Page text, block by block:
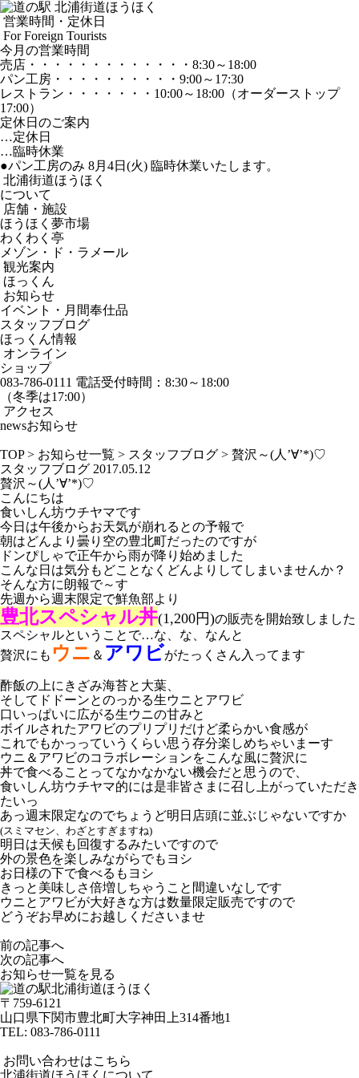
営業時間・定休日
For Foreign Tourists
今月の営業時間
売店 ・・・・・・・・・・・・・ 8:30～18:00
パン工房 ・・・・・・・・・・ 9:00～17:30
レストラン ・・・・・・・ 10:00～18:00 （オーダーストップ
17:00）
定休日のご案内
…定休日
…臨時休業
●パン工房のみ 8月4日(火) 臨時休業いたします。
北浦街道ほうほく
について
店舗・施設
ほうほく夢市場
わくわく亭
メゾン・ド・ラメール
観光案内
ほっくん
お知らせ
イベント・月間奉仕品
スタッフブログ
ほっくん情報
オンライン
ショップ
083-786-0111 電話受付時間：8:30～18:00
（冬季は17:00）
アクセス
newsお知らせ
TOP> お知らせ一覧 > スタッフブログ > 贅沢～(人’∀’*)♡
スタッフブログ 2017.05.12
贅沢～(人’∀’*)♡
こんにちは
食いしん坊ウチヤマです
今日は午後からお天気が崩れるとの予報で
朝はどんより曇り空の豊北町だったのですが
ドンぴしゃで正午から雨が降り始めました
こんな日は気分もどことなくどんよりしてしまいませんか？
そんな方に朗報で～す
先週から週末限定で鮮魚部より
豊北スペシャル丼(1,200円)の販売を開始致しました
スペシャルということで…な、な、なんと
贅沢にも ウニ ＆ アワビがたっくさん入ってます
酢飯の上にきざみ海苔と大葉、
そしてドドーンとのっかる生ウニとアワビ
口いっぱいに広がる生ウニの甘みと
ボイルされたアワビのプリプリだけど柔らかい食感が
これでもかっっていうくらい思う存分楽しめちゃいまーす
ウニ＆アワビのコラボレーションをこんな風に贅沢に
丼で食べることってなかなかない機会だと思うので、
食いしん坊ウチヤマ的には是非皆さまに召し上がっていただき
たいっ
あっ週末限定なのでちょうど明日店頭に並ぶじゃないですか
(スミマセン、わざとすぎますね)
明日は天候も回復するみたいですので
外の景色を楽しみながらでもヨシ
お日様の下で食べるもヨシ
きっと美味しさ倍増しちゃうこと間違いなしです
ウニとアワビが大好きな方は数量限定販売ですので
どうぞお早めにお越しくださいませ
前の記事へ
次の記事へ
お知らせ一覧を見る
〒759-6121
山口県下関市豊北町大字神田上314番地1
TEL: 083-786-0111
お問い合わせはこちら
北浦街道ほうほくについて